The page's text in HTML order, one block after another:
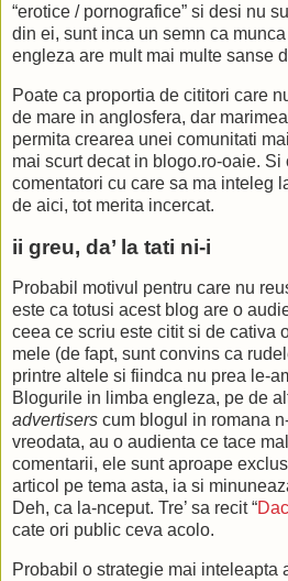
“erotice / pornografice” si desi nu
din ei, sunt inca un semn ca
engleza are mult mai multe sanse
Poate ca proportia de cititori care
de mare in anglosfera, dar
permita crearea unei comunitati
mai scurt decat in blogo.ro-oaie.
comentatori cu care sa ma inteleg
de aici, tot merita incercat.
ii greu, da’ la tati ni-i
Probabil motivul pentru care nu
este ca totusi acest blog are o
ceea ce scriu este citit si de cativa
mele (de fapt, sunt convins ca
printre altele si fiindca nu prea le-
Blogurile in limba engleza, pe de
advertisers cum blogul in romana
vreodata, au o audienta ce tace
comentarii, ele sunt aproape
articol pe tema asta, ia si
Deh, ca la-nceput. Tre’ sa recit “
cate ori public ceva acolo.
Probabil o strategie mai inteleapta